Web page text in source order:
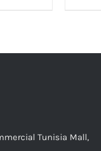
Tunisia Mall,